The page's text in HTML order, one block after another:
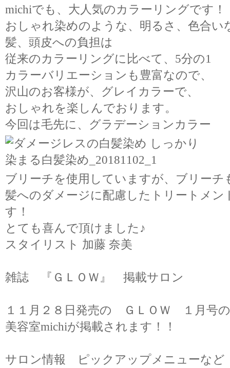
michiでも、大人気のカラーリングです！
おしゃれ染めのような、明るさ、色合い
髪、頭皮への負担は
従来のカラーリングに比べて、5分の1
カラーバリエーションも豊富なので、
沢山のお客様が、グレイカラーで、
おしゃれを楽しんでおります。
今回は毛先に、グラデーションカラー
ブリーチを使用していますが、ブリーチ
髪へのダメージに配慮したトリートメ
す！
とても喜んで頂けました♪
スタイリスト 加藤 奈美
雑誌 『ＧＬＯＷ』 掲載サロン
１１月２８日発売の ＧＬＯＷ １月号
美容室michiが掲載されます！！
サロン情報 ピックアップメニューな